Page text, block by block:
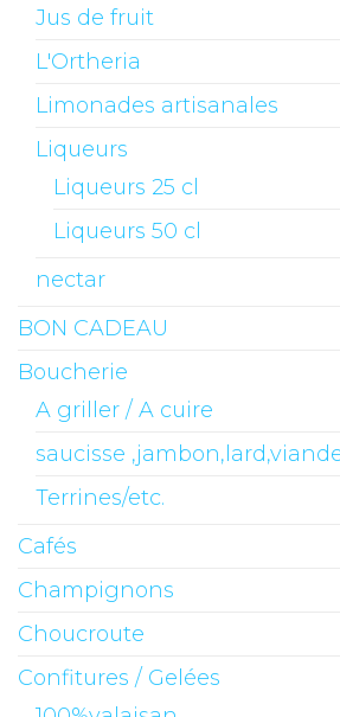
Jus de fruit
L'Ortheria
Limonades artisanales
Liqueurs
Liqueurs 25 cl
Liqueurs 50 cl
nectar
BON CADEAU
Boucherie
A griller / A cuire
saucisse
Terrines/etc.
Cafés
Champignons
Choucroute
Confitures / Gelées